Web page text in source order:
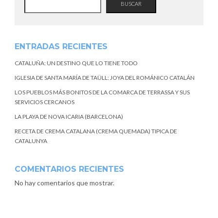
BUSCAR
ENTRADAS RECIENTES
CATALUÑA: UN DESTINO QUE LO TIENE TODO
IGLESIA DE SANTA MARÍA DE TAÜLL: JOYA DEL ROMÁNICO CATALÁN
LOS PUEBLOS MÁS BONITOS DE LA COMARCA DE TERRASSA Y SUS
SERVICIOS CERCANOS
LA PLAYA DE NOVA ICARIA (BARCELONA)
RECETA DE CREMA CATALANA (CREMA QUEMADA) TIPICA DE
CATALUNYA
COMENTARIOS RECIENTES
No hay comentarios que mostrar.